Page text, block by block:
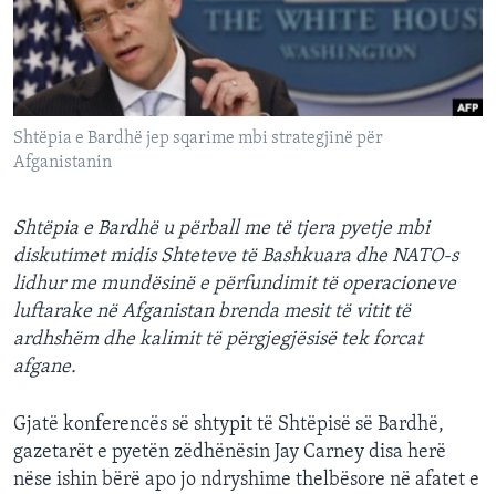
INTERVISTA
DITARI
Shtëpia e Bardhë jep sqarime mbi strategjinë për
Afganistanin
Shtëpia e Bardhë u përball me të tjera pyetje mbi
diskutimet midis Shteteve të Bashkuara dhe NATO-s
lidhur me mundësinë e përfundimit të operacioneve
luftarake në Afganistan brenda mesit të vitit të
ardhshëm dhe kalimit të përgjegjësisë tek forcat
afgane.
Gjatë konferencës së shtypit të Shtëpisë së Bardhë,
gazetarët e pyetën zëdhënësin Jay Carney disa herë
nëse ishin bërë apo jo ndryshime thelbësore në afatet e